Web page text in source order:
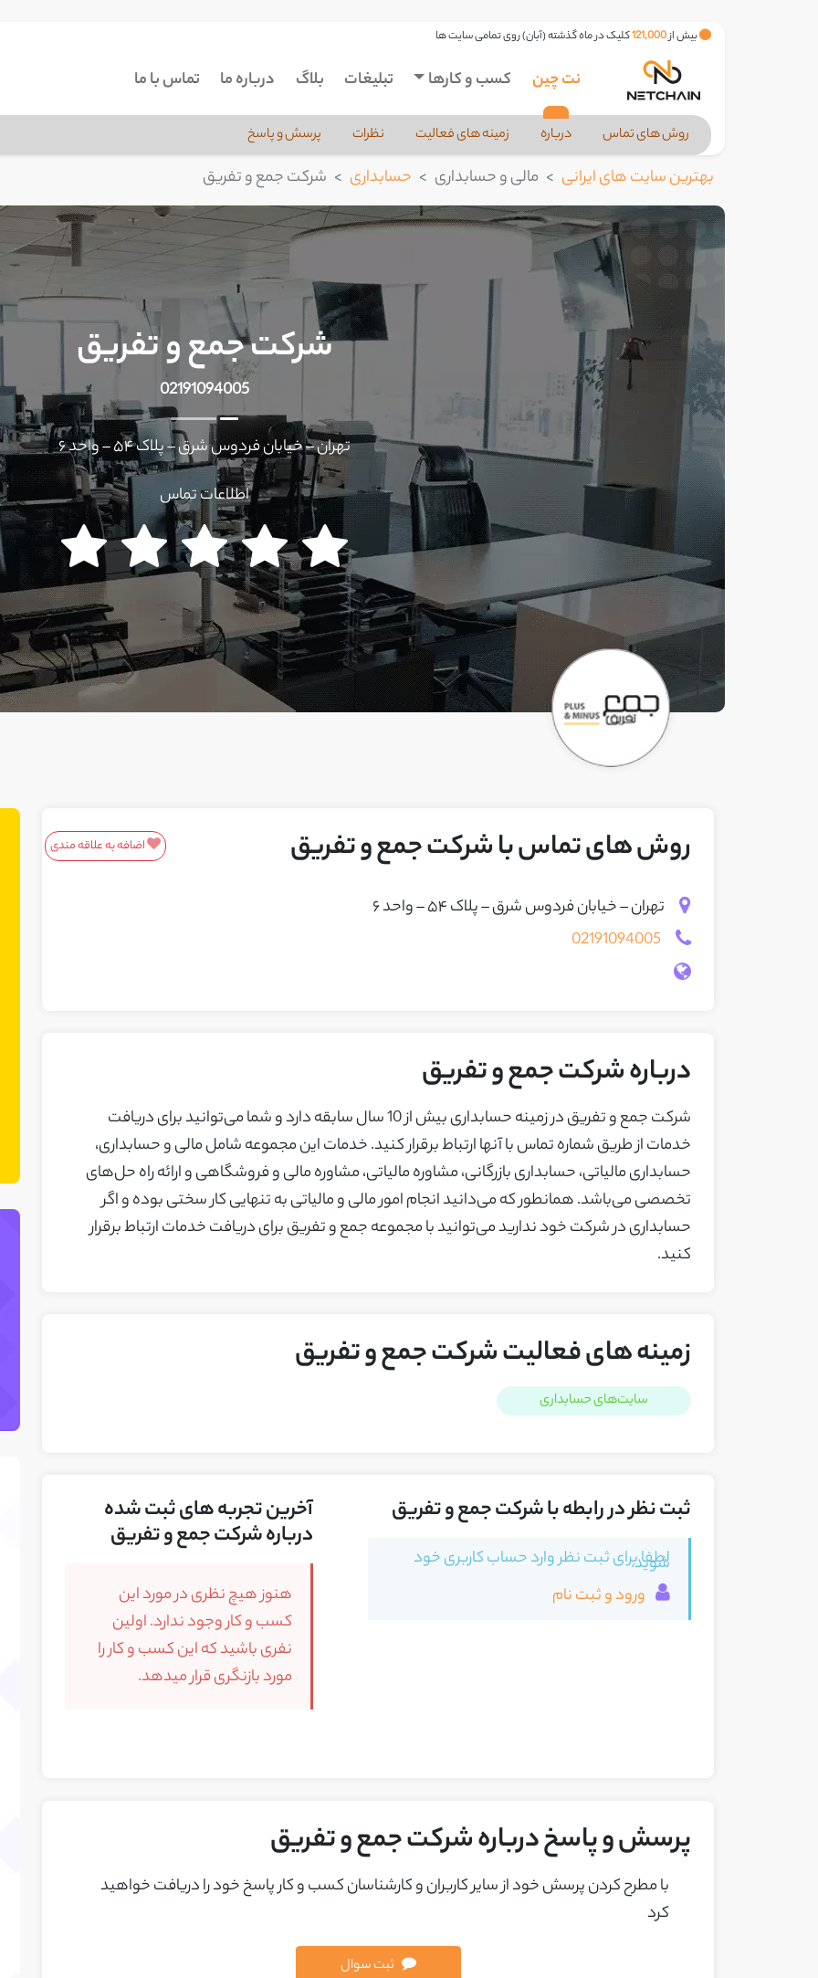
بیش از121,000کلیک در ماه گذشته (آبان) روی تمامی سایت ها
نت چین کسب و کارها تبلیغات بلاگ درباره ما تماس با ما
روش های تماس درباره زمینه های فعالیت نظرات پرسش و پاسخ
بهترین سایت های ایرانی مالی و حسابداری حسابداری شرکت جمع و تفریق
شرکت جمع و تفریق
02191094005
تهران – خیابان فردوس شرق – پلاک ۵۴ – واحد ۶
اطلاعات تماس
روش های تماس با شرکت جمع و تفریق اضافه به علاقه مندی
تهران – خیابان فردوس شرق – پلاک ۵۴ – واحد ۶
02191094005
درباره شرکت جمع و تفریق
شرکت جمع و تفریق در زمینه حسابداری بیش از 10 سال سابقه دارد و شما می‌‌توانید برای دریافت
خدمات از طریق شماره تماس با آنها ارتباط برقرار کنید. خدمات این مجموعه شامل مالی و حسابداری،
حسابداری مالیاتی، حسابداری بازرگانی، مشاوره مالیاتی، مشاوره مالی و فروشگاهی و ارائه راه حل‌های
تخصصی می‌باشد. همانطور که می‌دانید انجام امور مالی و مالیاتی به تنهایی کار سختی بوده و اگر
حسابداری در شرکت خود ندارید می‌توانید با مجموعه جمع و تفریق برای دریافت خدمات ارتباط برقرار
کنید.
زمینه های فعالیت شرکت جمع و تفریق
سایت‌های حسابداری
ثبت نظر در رابطه با شرکت جمع و تفریق
لطفا برای ثبت نظر وارد حساب کاربری خود
شوید.
ورود و ثبت نام
آخرین تجربه های ثبت شده
درباره شرکت جمع و تفریق
هنوز هیچ نظری در مورد این
کسب و کار وجود ندارد. اولین
نفری باشید که این کسب و کار را
مورد بازنگری قرار میدهد.
پرسش و پاسخ درباره شرکت جمع و تفریق
با مطرح کردن پرسش خود از ساير کاربران و کارشناسان کسب و کار پاسخ خود را دريافت خواهيد
کرد
ثبت سوال